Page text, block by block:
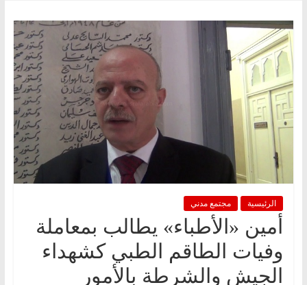
الرئيسية مجتمع مدني
أمين «الأطباء» يطالب بمعاملة
وفيات الطاقم الطبي كشهداء
الجيش والشرطة بالأمور